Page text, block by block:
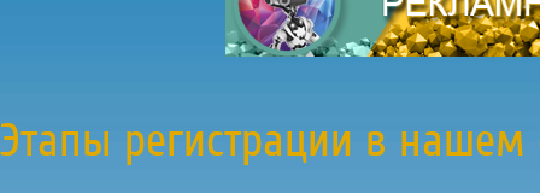
Этапы регистрации в нашем